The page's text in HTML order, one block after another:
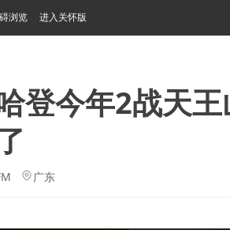
浏览 进入关怀版
登今年2战天
广东